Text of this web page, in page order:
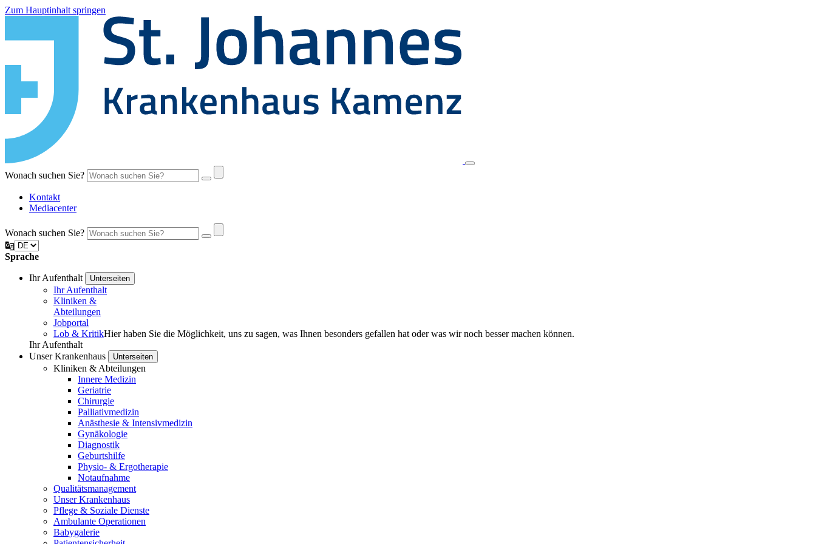
Zum Hauptinhalt springen
Wonach suchen Sie?
Kontakt
Mediacenter
Wonach suchen Sie?
Sprache
Ihr Aufenthalt Unterseiten
Ihr Aufenthalt
Kliniken &
Abteilungen
Jobportal
Lob & KritikHier haben Sie die Möglichkeit, uns zu sagen, was Ihnen besonders gefallen hat oder was wir noch besser machen können.
Ihr Aufenthalt
Unser Krankenhaus
Unterseiten
Kliniken & Abteilungen
Innere Medizin
Geriatrie
Chirurgie
Palliativmedizin
Anästhesie & Intensivmedizin
Gynäkologie
Diagnostik
Geburtshilfe
Physio- & Ergotherapie
Notaufnahme
Qualitätsmanagement
Unser Krankenhaus
Pflege & Soziale Dienste
Ambulante Operationen
Babygalerie